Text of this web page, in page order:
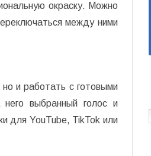
окраску. Можно
между ними
и работать с готовыми
выбранный голос и
для YouTube, TikTok или